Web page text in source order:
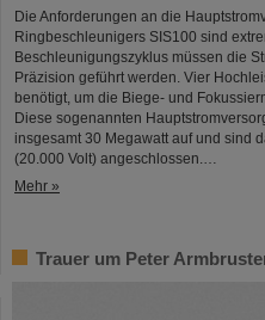
Die Anforderungen an die
Ringbeschleunigers SIS100 sind
Beschleunigungszyklus müssen die
Präzision geführt werden. Vier
benötigt, um die Biege- und
Diese sogenannten
insgesamt 30 Megawatt auf und sind
(20.000 Volt) angeschlossen.…
Mehr »
Trauer um Peter